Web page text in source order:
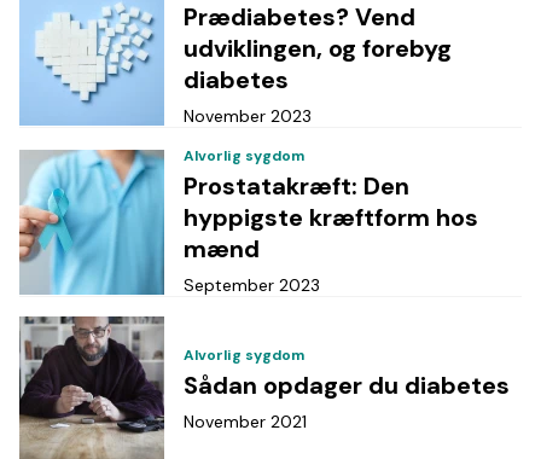
Prædiabetes? Vend
udviklingen, og forebyg
diabetes
November 2023
Alvorlig sygdom
Prostatakræft: Den
hyppigste kræftform hos
mænd
September 2023
Alvorlig sygdom
Sådan opdager du diabetes
November 2021